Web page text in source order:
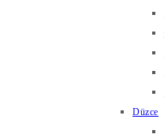
Düzce